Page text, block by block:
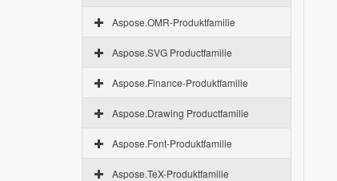
Aspose.OMR-Produktfamilie
Aspose.SVG Productfamilie
Aspose.Finance-Produktfamilie
Aspose.Drawing Productfamilie
Aspose.Font-Produktfamilie
Aspose.TeX-Produktfamilie